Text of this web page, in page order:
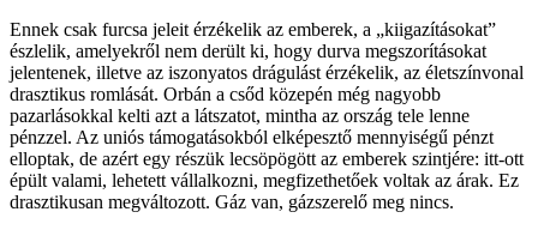
Ennek csak furcsa jeleit érzékelik az emberek, a „kiigazításokat”
észlelik, amelyekről nem derült ki, hogy durva megszorításokat
jelentenek, illetve az iszonyatos drágulást érzékelik, az életszínvonal
drasztikus romlását. Orbán a csőd közepén még nagyobb
pazarlásokkal kelti azt a látszatot, mintha az ország tele lenne
pénzzel. Az uniós támogatásokból elképesztő mennyiségű pénzt
elloptak, de azért egy részük lecsöpögött az emberek szintjére: itt-ott
épült valami, lehetett vállalkozni, megfizethetőek voltak az árak. Ez
drasztikusan megváltozott. Gáz van, gázszerelő meg nincs.